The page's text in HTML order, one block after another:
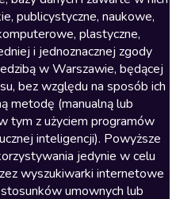
publicystyczne, naukowe,
plastyczne,
i jednoznacznej zgody
w Warszawie, będącej
bez względu na sposób ich
metodę (manualną lub
tym z użyciem programów
inteligencji). Powyższe
jedynie w celu
wyszukiwarki internetowe
umownych lub